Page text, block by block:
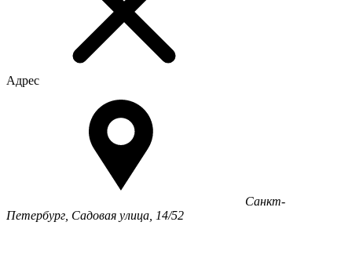
Адрес
Санкт-
Петербург, Садовая улица, 14/52